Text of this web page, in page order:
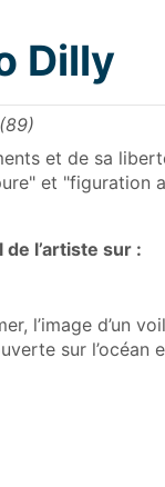
Dilly
et de sa
et "figuration
l’artiste sur :
l’image d’un
sur l’océan